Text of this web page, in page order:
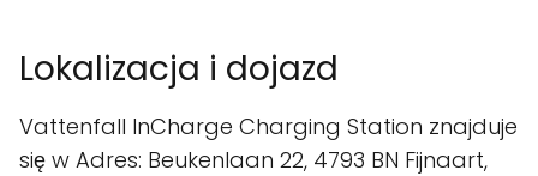
Lokalizacja i dojazd
Vattenfall InCharge Charging Station znajduje
się w Adres: Beukenlaan 22, 4793 BN Fijnaart,